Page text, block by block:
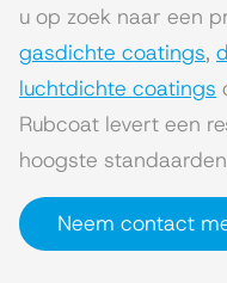
u op zoek naar een
gasdichte coatings,
luchtdichte coatings
Rubcoat levert een
hoogste
Neem contact